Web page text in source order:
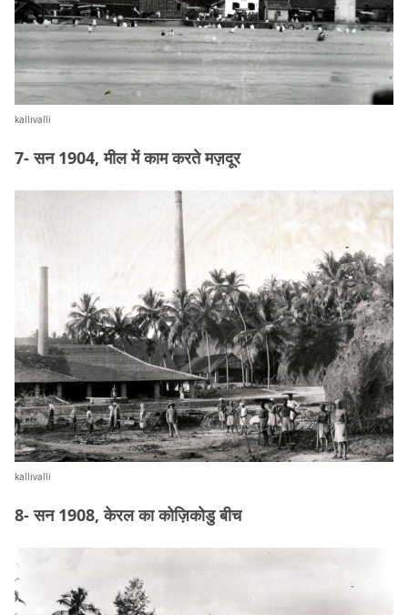
kallivalli
7- सन 1904, मील में काम करते मज़दूर
kallivalli
8- सन 1908, केरल का कोज़िकोडु बीच